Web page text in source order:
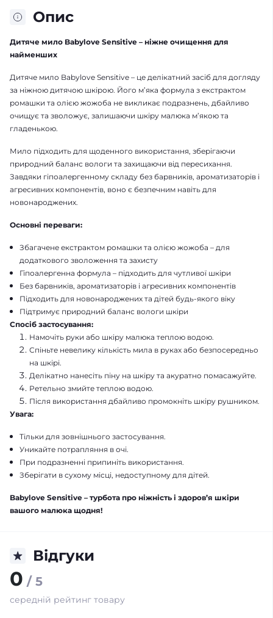
Опис
Дитяче мило Babylove Sensitive – ніжне очищення для
найменших
Дитяче мило Babylove Sensitive – це делікатний засіб для догляду
за ніжною дитячою шкірою. Його м’яка формула з екстрактом
ромашки та олією жожоба не викликає подразнень, дбайливо
очищує та зволожує, залишаючи шкіру малюка м’якою та
гладенькою.
Мило підходить для щоденного використання, зберігаючи
природний баланс вологи та захищаючи від пересихання.
Завдяки гіпоалергенному складу без барвників, ароматизаторів і
агресивних компонентів, воно є безпечним навіть для
новонароджених.
Основні переваги:
Збагачене екстрактом ромашки та олією жожоба – для
додаткового зволоження та захисту
Гіпоалергенна формула – підходить для чутливої шкіри
Без барвників, ароматизаторів і агресивних компонентів
Підходить для новонароджених та дітей будь-якого віку
Підтримує природний баланс вологи шкіри
Спосіб застосування:
Намочіть руки або шкіру малюка теплою водою.
Спіньте невелику кількість мила в руках або безпосередньо
на шкірі.
Делікатно нанесіть піну на шкіру та акуратно помасажуйте.
Ретельно змийте теплою водою.
Після використання дбайливо промокніть шкіру рушником.
Увага:
Тільки для зовнішнього застосування.
Уникайте потрапляння в очі.
При подразненні припиніть використання.
Зберігати в сухому місці, недоступному для дітей.
Babylove Sensitive – турбота про ніжність і здоров’я шкіри
вашого малюка щодня!
Відгуки
0 / 5
середній рейтинг товару